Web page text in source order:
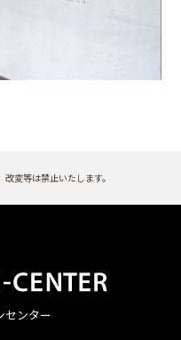
変等は禁止いたします。
センター